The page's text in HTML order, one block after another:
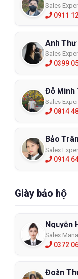
Sales
0911
Anh Thư
Sales
0399
Đỗ Minh
Sales
0814
Bảo Trân
Sales
0914
Giày bảo hộ
Nguyễn
Sales
0372
Đoàn